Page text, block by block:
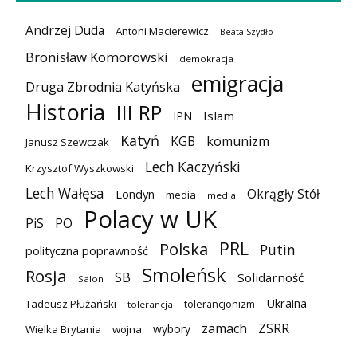
Andrzej Duda Antoni Macierewicz Beata Szydło
Bronisław Komorowski demokracja
Druga Zbrodnia Katyńska
emigracja
Historia III RP IPN Islam
Janusz Szewczak Katyń KGB komunizm
Krzysztof Wyszkowski
Lech Kaczyński
Lech Wałęsa
Londyn media media
Okrągły Stół
PiS
PO Polacy w UK
polityczna poprawność Polska PRL Putin
Rosja Salon SB Smoleńsk Solidarność
Tadeusz Płużański tolerancja tolerancjonizm Ukraina
Wielka Brytania wojna wybory zamach ZSRR